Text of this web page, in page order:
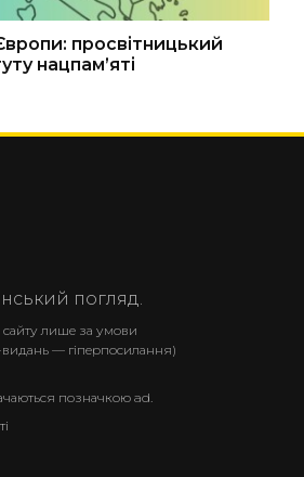
просвітницький
нацпам’яті
погляд.
сайту лише за умови
— гіперпосилання)
позначкою ad.